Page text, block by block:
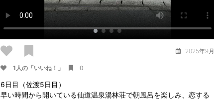
2025年9月
1人の「いいね！」 0
6日目（佐渡5日目）
早い時間から開いている仙道温泉湯林荘で朝風呂を楽しみ、恋する